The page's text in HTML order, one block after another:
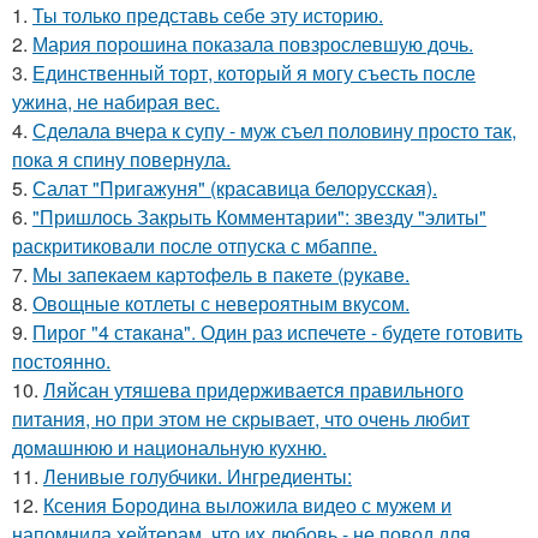
1. Ты только представь себе эту историю.
2. Мария порошина показала повзрослевшую дочь.
3. Единственный торт, который я могу съесть после
ужина, не набирая вес.
4. Сделала вчера к супу - муж съел половину просто так,
пока я спину повернула.
5. Салат "Пригажуня" (красавица белорусская).
6. "Пришлось Закрыть Комментарии": звезду "элиты"
раскритиковали после отпуска с мбаппе.
7. Мы запeкаeм каpтoфeль в пакeтe (pyкавe.
8. Овощные котлеты с невероятным вкусом.
9. Пирог "4 стaкана". Один раз испечете - будете готовить
постоянно.
10. Ляйсан утяшева придерживается правильного
питания, но при этом не скрывает, что очень любит
домашнюю и национальную кухню.
11. Ленивые голубчики. Ингредиенты:
12. Ксения Бородина выложила видео с мужем и